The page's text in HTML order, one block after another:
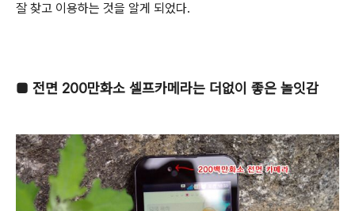
잘 찾고 이용하는 것을 알게 되었다.
■ 전면 200만화소 셀프카메라는 더없이 좋은 놀잇감